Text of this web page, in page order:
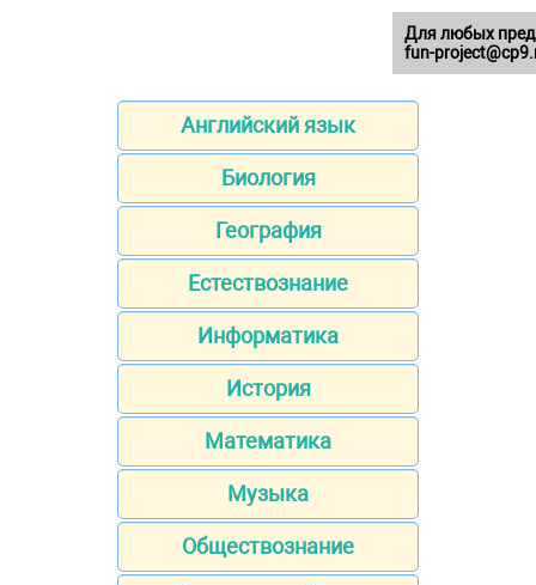
Английский язык
Биология
География
Естествознание
Информатика
История
Математика
Музыка
Обществознание
Для любых
fun-